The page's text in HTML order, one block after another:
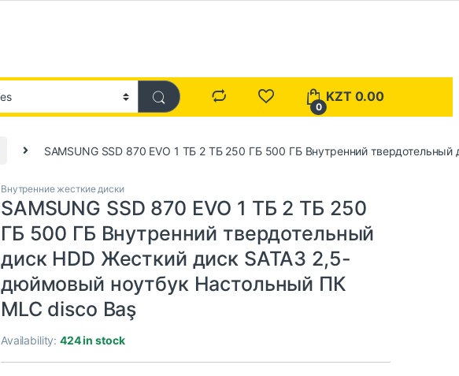
0
KZT 0.00
SAMSUNG SSD 870 EVO 1 ТБ 2 ТБ 250 ГБ 500 ГБ Внутренний
Внутренние жесткие диски
SAMSUNG SSD 870 EVO 1 ТБ 2 ТБ 250
ГБ 500 ГБ Внутренний твердотельный
диск HDD Жесткий диск SATA3 2,5-
дюймовый ноутбук Настольный ПК
MLC disco Baş
Availability:424 in stock